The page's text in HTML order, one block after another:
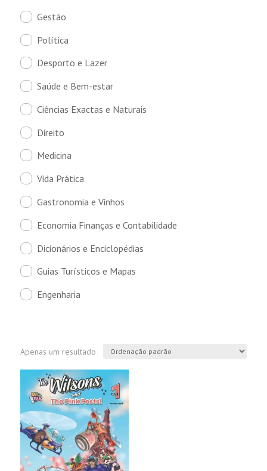
Gestão
Política
Desporto e Lazer
Saúde e Bem-estar
Ciências Exactas e Naturais
Direito
Medicina
Vida Prática
Gastronomia e Vinhos
Economia Finanças e Contabilidade
Dicionários e Enciclopédias
Guias Turísticos e Mapas
Engenharia
Apenas um resultado